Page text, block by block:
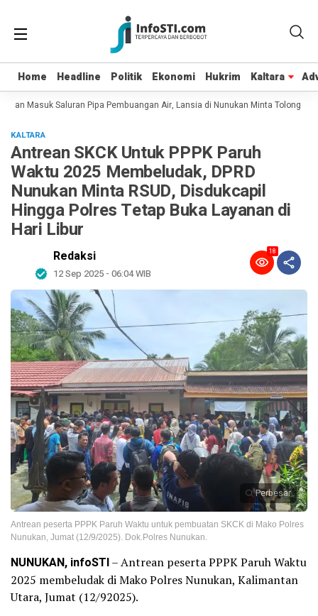
Home Headline Politik Ekonomi Hukrim Kaltara
Home Headline Politik Ekonomi Hukrim Kaltara
Masuk Saluran Pipa Pembuangan Air, Lansia di Nunukan Minta Tolong
KALTARA
Antrean SKCK Untuk PPPK Paruh
Waktu 2025 Membeludak, DPRD
Nunukan Minta RSUD, Disdukcapil
Hingga Polres Tetap Buka Layanan di
Hari Libur
Redaksi
12 Sep 2025 - 06:04 WIB
18
Perbesar
Antrean peserta PPPK Paruh Waktu untuk pembuatan SKCK di Mako Polres
Nunukan, Jumat (12/9/2025). Dok.Polres Nunukan.
NUNUKAN, infoSTI– Antrean peserta PPPK Paruh Waktu
2025 membeludak di Mako Polres Nunukan, Kalimantan
Utara, Jumat (12/92025).